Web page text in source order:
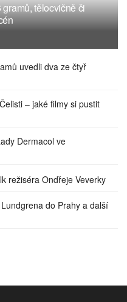
tělocvičně či
uvedli dva ze čtyř
– jaké filmy si pustit
Dermacol ve
režiséra Ondřeje Veverky
do Prahy a další